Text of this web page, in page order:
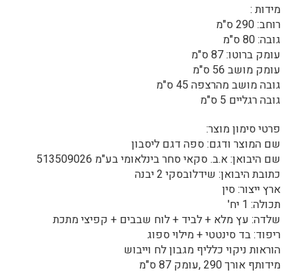
מידות :
רוחב: 290 ס"מ
גובה: 80 ס"מ
עומק ברוטו: 87 ס"מ
עומק מושב 56 ס"מ
גובה מושב מהרצפה 45 ס"מ
גובה רגליים 5 ס"מ
פרטי סימון מוצר:
שם המוצר ודגם: ספה דגם ליסבון
שם היבואן: א.ב. סקאי סחר בינלאומי בע"מ 513509026
כתובת היבואן: שידלובסקי 2 יבנה
ארץ ייצור: סין
תכולה: 1 יח'
שלדה: עץ מלא + לביד + לוח שבבים + קפיצי מתכת
ריפוד: בד סינטטי + מילוי ספוג
הוראות ניקוי כלליף מגבון לח וייבוש
מידותף אורך 290 ,עומק 87 ס"מ